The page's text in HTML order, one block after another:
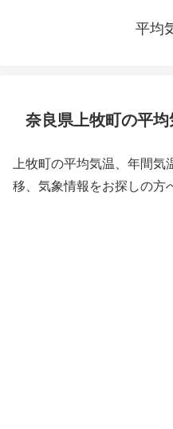
平均
奈良県上牧町の平
上牧町の平均気温、年間
移、気象情報をお探しの方